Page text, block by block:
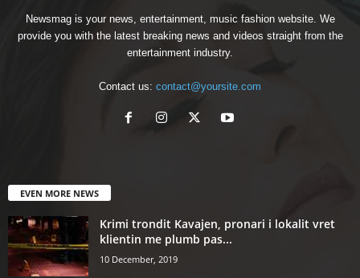
Newsmag is your news, entertainment, music fashion website. We
provide you with the latest breaking news and videos straight from the
entertainment industry.
Contact us: contact@yoursite.com
EVEN MORE NEWS
Krimi trondit Kavajen, pronari i lokalit vret
klientin me plumb pas...
10 December, 2019